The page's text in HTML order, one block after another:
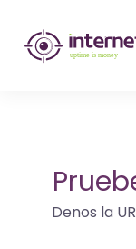
de
del
sitio
webDenos la